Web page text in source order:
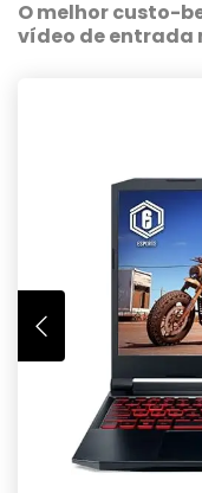
O melhor custo-
vídeo de entrada